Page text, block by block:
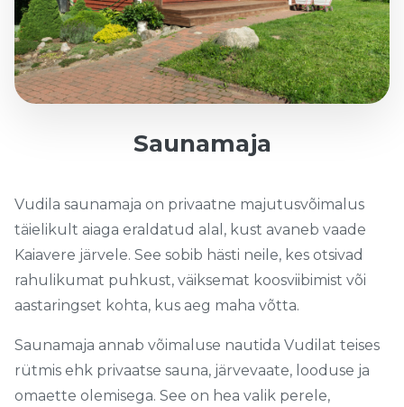
Saunamaja
Vudila saunamaja on privaatne majutusvõimalus
täielikult aiaga eraldatud alal, kust avaneb vaade
Kaiavere järvele. See sobib hästi neile, kes otsivad
rahulikumat puhkust, väiksemat koosviibimist või
aastaringset kohta, kus aeg maha võtta.
Saunamaja annab võimaluse nautida Vudilat teises
rütmis ehk privaatse sauna, järvevaate, looduse ja
omaette olemisega. See on hea valik perele,